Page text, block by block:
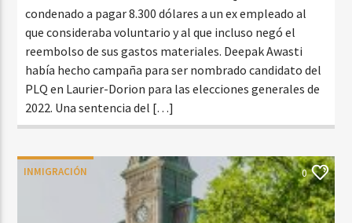
condenado a pagar 8.300 dólares a un ex empleado al
que consideraba voluntario y al que incluso negó el
reembolso de sus gastos materiales. Deepak Awasti
había hecho campaña para ser nombrado candidato del
PLQ en Laurier-Dorion para las elecciones generales de
2022. Una sentencia del […]
INMIGRACIÓN 0